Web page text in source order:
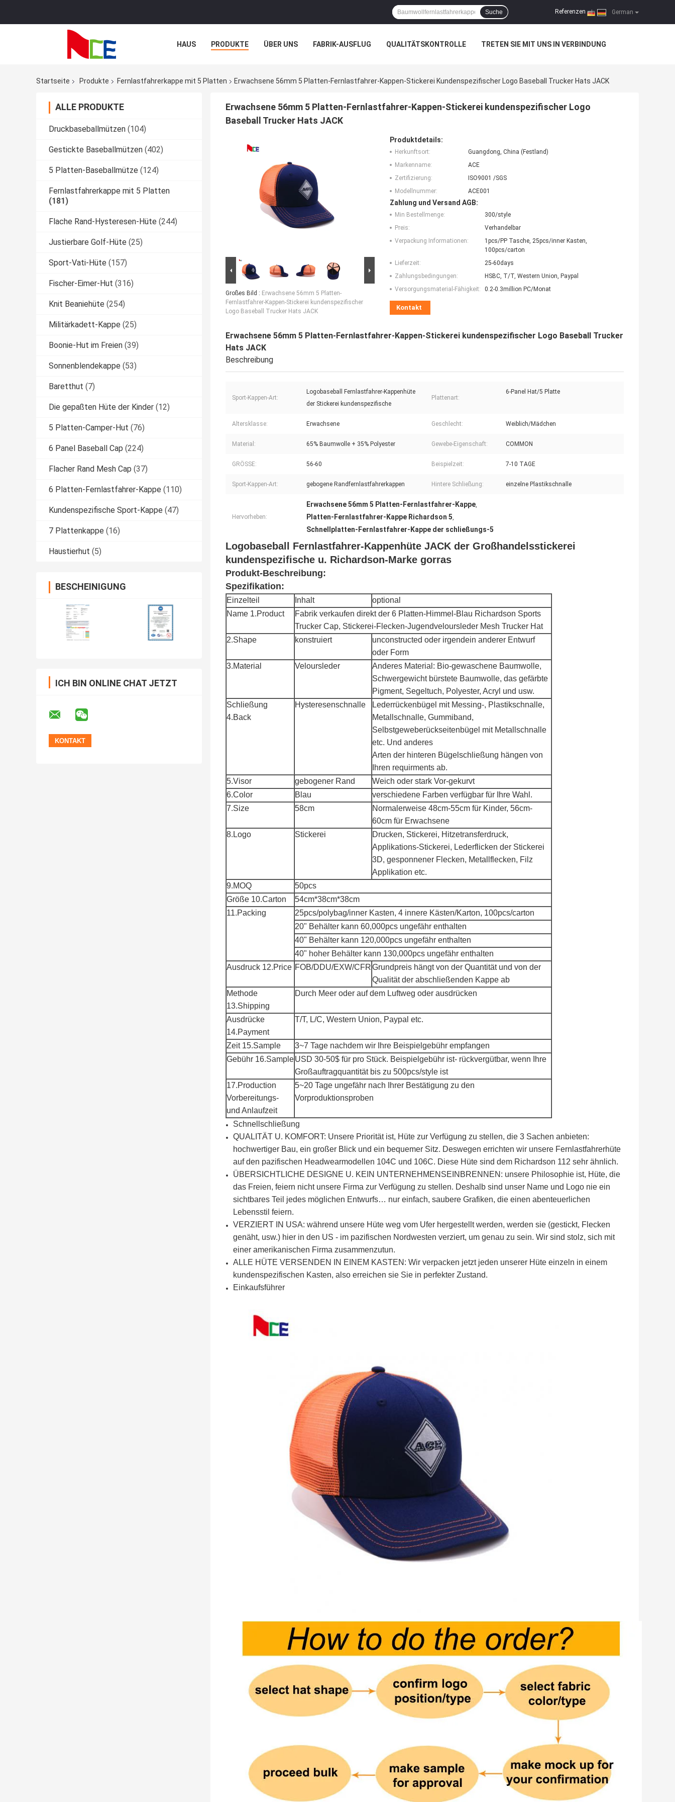
German
Referenzen |
Suche
HAUS PRODUKTE ÜBER UNS FABRIK-AUSFLUG QUALITÄTSKONTROLLE TRETEN SIE MIT UNS IN VERBINDUNG
Startseite
Produkte Fernlastfahrerkappe mit 5 Platten Erwachsene 56mm 5 Platten-Fernlastfahrer-Kappen-Stickerei Kundenspezifischer Logo Baseball Trucker Hats JACK
ALLE PRODUKTE
Druckbaseballmützen (104)
Gestickte Baseballmützen (402)
5 Platten-Baseballmütze (124)
Fernlastfahrerkappe mit 5 Platten
(181)
Flache Rand-Hysteresen-Hüte (244)
Justierbare Golf-Hüte (25)
Sport-Vati-Hüte (157)
Fischer-Eimer-Hut (316)
Knit Beaniehüte (254)
Militärkadett-Kappe (25)
Boonie-Hut im Freien (39)
Sonnenblendekappe (53)
Baretthut (7)
Die gepaßten Hüte der Kinder (12)
5 Platten-Camper-Hut (76)
6 Panel Baseball Cap (224)
Flacher Rand Mesh Cap (37)
6 Platten-Fernlastfahrer-Kappe (110)
Kundenspezifische Sport-Kappe (47)
7 Plattenkappe (16)
Haustierhut (5)
BESCHEINIGUNG
ICH BIN ONLINE CHAT JETZT
Erwachsene 56mm 5 Platten-Fernlastfahrer-Kappen-Stickerei kundenspezifischer Logo
Baseball Trucker Hats JACK
Großes Bild : Erwachsene 56mm 5 Platten-
Fernlastfahrer-Kappen-Stickerei kundenspezifischer
Logo Baseball Trucker Hats JACK
Produktdetails:
Herkunftsort:
Guangdong, China (Festland)
Markenname:
ACE
Zertifizierung:
ISO9001 /SGS
Modellnummer:
ACE001
Zahlung und Versand AGB:
Min Bestellmenge:
300/style
Preis:
Verhandelbar
Verpackung Informationen:
1pcs/PP Tasche, 25pcs/inner Kasten,
100pcs/carton
Lieferzeit:
25-60days
Zahlungsbedingungen:
HSBC, T/T, Western Union, Paypal
Versorgungsmaterial-Fähigkeit:
0.2-0.3million PC/Monat
Kontakt
Erwachsene 56mm 5 Platten-Fernlastfahrer-Kappen-Stickerei kundenspezifischer Logo Baseball Trucker
Hats JACK
Beschreibung
Sport-Kappen-Art:
Logobaseball Fernlastfahrer-Kappenhüte
der Stickerei kundenspezifische
Plattenart:
6-Panel Hat/5 Platte
Altersklasse: Erwachsene Geschlecht: Weiblich/Mädchen
Material: 65% Baumwolle + 35% Polyester Gewebe-Eigenschaft: COMMON
GRÖSSE: 56-60 Beispielzeit: 7-10 TAGE
Sport-Kappen-Art: gebogene Randfernlastfahrerkappen Hintere Schließung: einzelne Plastikschnalle
Hervorheben:
Erwachsene 56mm 5 Platten-Fernlastfahrer-Kappe,
Platten-Fernlastfahrer-Kappe Richardson 5,
Schnellplatten-Fernlastfahrer-Kappe der schließungs-5
Logobaseball Fernlastfahrer-Kappenhüte JACK der Großhandelsstickerei
kundenspezifische u. Richardson-Marke gorras
Produkt-Beschreibung:
Spezifikation:
Einzelteil Inhalt
optional
Name 1.Product
Fabrik verkaufen direkt der 6 Platten-Himmel-Blau Richardson Sports
Trucker Cap, Stickerei-Flecken-Jugendveloursleder Mesh Trucker Hat
2.Shape
konstruiert
unconstructed oder irgendein anderer Entwurf
oder Form
3.Material
Veloursleder
Anderes Material: Bio-gewaschene Baumwolle,
Schwergewicht bürstete Baumwolle, das gefärbte
Pigment, Segeltuch, Polyester, Acryl und usw.
Schließung
4.Back
Hysteresenschnalle
Lederrückenbügel mit Messing-, Plastikschnalle,
Metallschnalle, Gummiband,
Selbstgeweberückseitenbügel mit Metallschnalle
etc. Und anderes
Arten der hinteren Bügelschließung hängen von
Ihren requirments ab.
5.Visor
gebogener Rand
Weich oder stark Vor-gekurvt
6.Color
Blau
verschiedene Farben verfügbar für Ihre Wahl.
7.Size
58cm
Normalerweise 48cm-55cm für Kinder, 56cm-
60cm für Erwachsene
8.Logo
Stickerei
Drucken, Stickerei, Hitzetransferdruck,
Applikations-Stickerei, Lederflicken der Stickerei
3D, gesponnener Flecken, Metallflecken, Filz
Applikation etc.
9.MOQ
50pcs
Größe 10.Carton
54cm*38cm*38cm
11.Packing
25pcs/polybag/inner Kasten, 4 innere Kästen/Karton, 100pcs/carton
20" Behälter kann 60,000pcs ungefähr enthalten
40" Behälter kann 120,000pcs ungefähr enthalten
40" hoher Behälter kann 130,000pcs ungefähr enthalten
Ausdruck 12.Price FOB/DDU/EXW/CFRGrundpreis hängt von der Quantität und von der
Qualität der abschließenden Kappe ab
Methode
13.Shipping
Durch Meer oder auf dem Luftweg oder ausdrücken
Ausdrücke
14.Payment
T/T, L/C, Western Union, Paypal etc.
Zeit 15.Sample
3~7 Tage nachdem wir Ihre Beispielgebühr empfangen
Gebühr 16.SampleUSD 30-50$ für pro Stück. Beispielgebühr ist- rückvergütbar, wenn Ihre
Großauftragquantität bis zu 500pcs/style ist
17.Production
Vorbereitungs-
und Anlaufzeit
5~20 Tage ungefähr nach Ihrer Bestätigung zu den
Vorproduktionsproben
Schnellschließung
QUALITÄT U. KOMFORT: Unsere Priorität ist, Hüte zur Verfügung zu stellen, die 3 Sachen anbieten:
hochwertiger Bau, ein großer Blick und ein bequemer Sitz. Deswegen errichten wir unsere Fernlastfahrerhüte
auf den pazifischen Headwearmodellen 104C und 106C. Diese Hüte sind dem Richardson 112 sehr ähnlich.
ÜBERSICHTLICHE DESIGNE U. KEIN UNTERNEHMENSEINBRENNEN: unsere Philosophie ist, Hüte, die
das Freien, feiern nicht unsere Firma zur Verfügung zu stellen. Deshalb sind unser Name und Logo nie ein
sichtbares Teil jedes möglichen Entwurfs… nur einfach, saubere Grafiken, die einen abenteuerlichen
Lebensstil feiern.
VERZIERT IN USA: während unsere Hüte weg vom Ufer hergestellt werden, werden sie (gestickt, Flecken
genäht, usw.) hier in den US - im pazifischen Nordwesten verziert, um genau zu sein. Wir sind stolz, sich mit
einer amerikanischen Firma zusammenzutun.
ALLE HÜTE VERSENDEN IN EINEM KASTEN: Wir verpacken jetzt jeden unserer Hüte einzeln in einem
kundenspezifischen Kasten, also erreichen sie Sie in perfekter Zustand.
Einkaufsführer